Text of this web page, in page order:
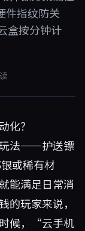
件指纹防关
盒按分钟计
化？
玩法——护送镖
或稀有材
能满足日常消
玩家来说，
候，“云手机